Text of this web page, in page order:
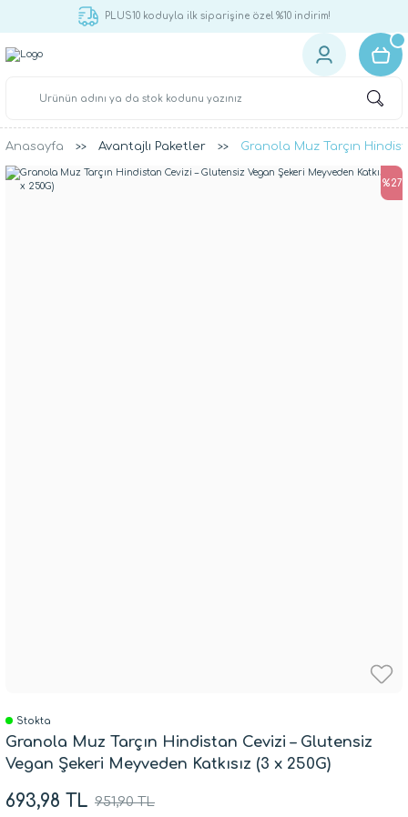
750 TL ve üzeri alışverişlerinizde kargo ücretsiz!
Anasayfa Avantajlı Paketler Granola Muz Tarçın
%27
Stokta
Granola Muz Tarçın Hindistan Cevizi – Glutensiz
Vegan Şekeri Meyveden Katkısız (3 x 250G)
951,90 TL
693,98 TL